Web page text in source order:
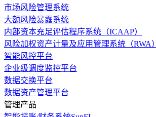
市场风险管理系统
大额风险暴露系统
内部资本充足评估程序系统（ICAAP）
风险加权资产计量及应用管理系统（RWA）
智能风控平台
企业级调度监控平台
数据交换平台
数据资产管理平台
管理产品